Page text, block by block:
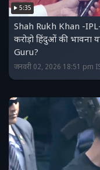
5:35
Shah Rukh Khan -
करोड़ो हिंदुओं की भावना
Guru?
जनवरी 02, 2026 18:51 pm